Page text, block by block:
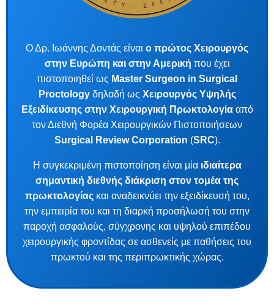
Ο Δρ. Ιωάννης Δοντάς είναι ο πρώτος Χειρουργός
στην Ευρώπη και στην Αμερική που έχει
πιστοποιηθεί ως Master Surgeon in Surgical
Proctologyδηλαδή ως Χειρουργός Υψηλής
Εξειδίκευσης στην Χειρουργική Πρωκτολογίααπό
τον Διεθνή Φορέα Χειρουργικών Πιστοποιήσεων
Surgical Review Corporation (SRC).
Η συγκεκριμένη πιστοποίηση είναι μία ιδιαίτερα
σημαντική διεθνής διάκριση στον τομέα της
πρωκτολογίαςκαι αναδεικνύει την εξειδίκευσή του,
την εμπειρία του και τη διαρκή προσήλωσή του στην
παροχή ασφαλούς, σύγχρονης και υψηλού επιπέδου
χειρουργικής φροντίδας σε ασθενείς με παθήσεις του
πρωκτού και της περιπρωκτικής χώρας.